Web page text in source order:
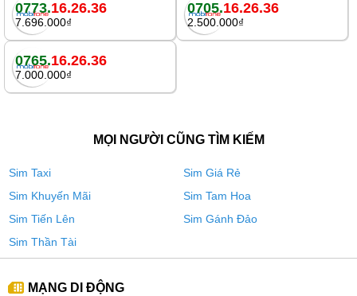
0773.16.26.36
7.696.000₫
0705.16.26.36
2.500.000₫
0765.16.26.36
7.000.000₫
MỌI NGƯỜI CŨNG TÌM KIẾM
Sim Taxi
Sim Giá Rẻ
Sim Khuyến Mãi
Sim Tam Hoa
Sim Tiến Lên
Sim Gánh Đảo
Sim Thần Tài
MẠNG DI ĐỘNG